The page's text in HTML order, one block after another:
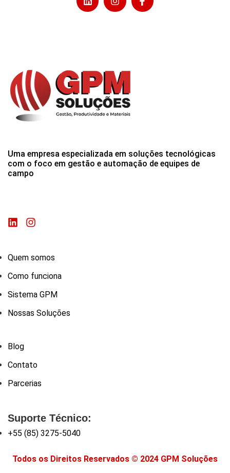
Uma empresa especializada em soluções tecnológicas
com o foco em gestão e automação de equipes de
campo
Quem somos
Como funciona
Sistema GPM
Nossas Soluções
Blog
Contato
Parcerias
Suporte Técnico:
+55 (85) 3275-5040
Todos os Direitos Reservados © 2024 GPM Soluções